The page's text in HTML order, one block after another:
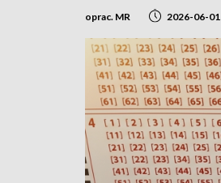
oprac. MR 2026-06-01